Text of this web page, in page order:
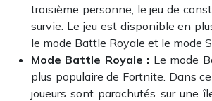
troisième personne, le jeu de
survie. Le jeu est disponible en
le mode Battle Royale et le mode
Mode Battle Royale : Le mode
plus populaire de Fortnite. Dans ce
joueurs sont parachutés sur une